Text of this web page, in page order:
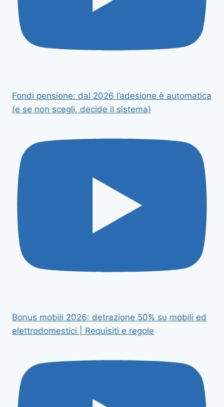
Fondi pensione: dal 2026 l’adesione è automatica
(e se non scegli, decide il sistema)
Bonus mobili 2026: detrazione 50% su mobili ed
elettrodomestici | Requisiti e regole